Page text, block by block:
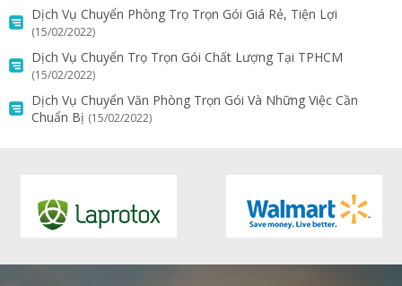
Dịch Vụ Chuyển Phòng Trọ Trọn Gói Giá Rẻ, Tiện Lợi
(15/02/2022)
Dịch Vụ Chuyển Trọ Trọn Gói Chất Lượng Tại TPHCM
(15/02/2022)
Dịch Vụ Chuyển Văn Phòng Trọn Gói Và Những Việc Cần
Chuẩn Bị (15/02/2022)